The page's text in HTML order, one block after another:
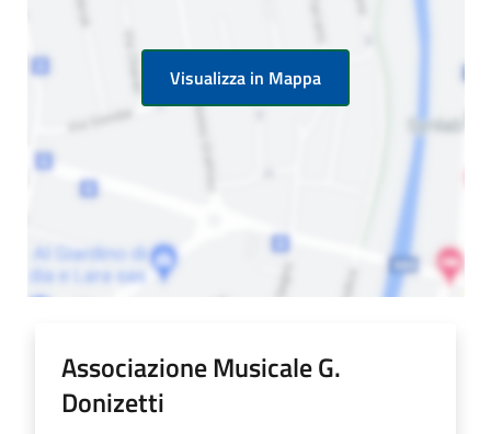
Visualizza in Mappa
Associazione Musicale G.
Donizetti